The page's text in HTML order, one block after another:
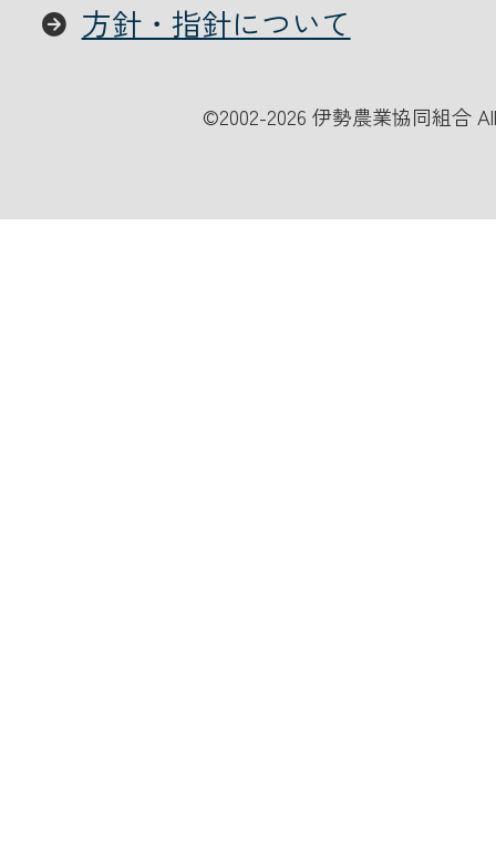
方針・指針について
©2002-2026 伊勢農業協同組合